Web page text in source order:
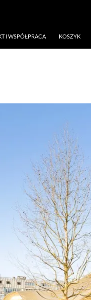
I WSPÓŁPRACA KOSZYK